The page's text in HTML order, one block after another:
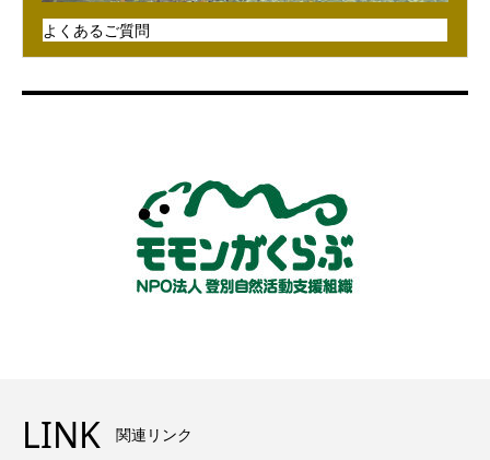
よくあるご質問
LINK 関連リンク